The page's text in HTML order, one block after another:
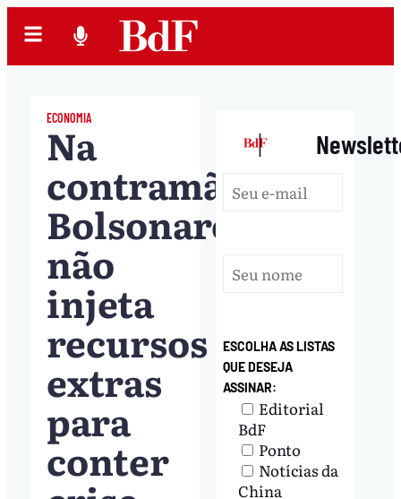
ECONOMIA
Na
contramão,
Bolsonaro
não
injeta
recursos
extras
para
conter
|
ESCOLHA AS LISTAS
QUE DESEJA
ASSINAR:
Editorial
BdF
Ponto
Notícias da
China